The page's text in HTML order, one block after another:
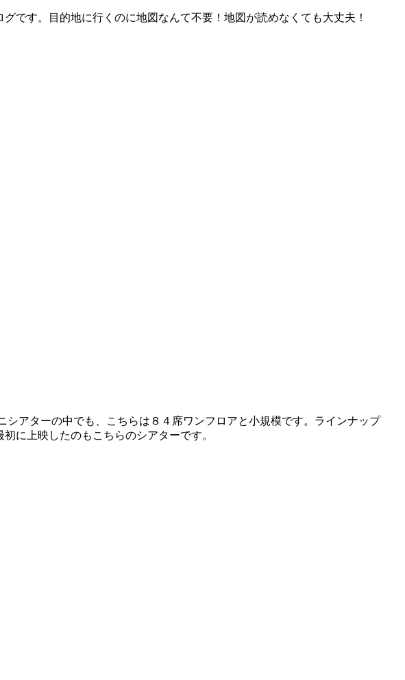
です。目的地に行くのに地図なんて不要！地図が読めなくても大丈夫！
アターの中でも、こちらは８４席ワンフロアと小規模です。ラインナップ
に上映したのもこちらのシアターです。